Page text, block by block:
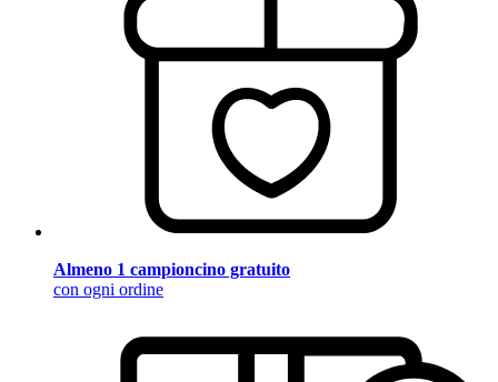
Almeno 1 campioncino gratuito
con ogni ordine